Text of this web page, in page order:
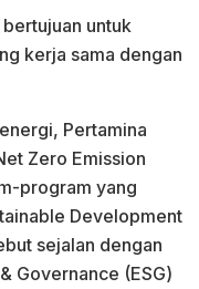
untuk
kerja sama dengan
Pertamina
Zero Emission
program yang
Development
sejalan dengan
Governance (ESG)